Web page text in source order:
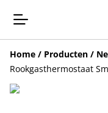
Home / Producten /
Rookgasthermostaat